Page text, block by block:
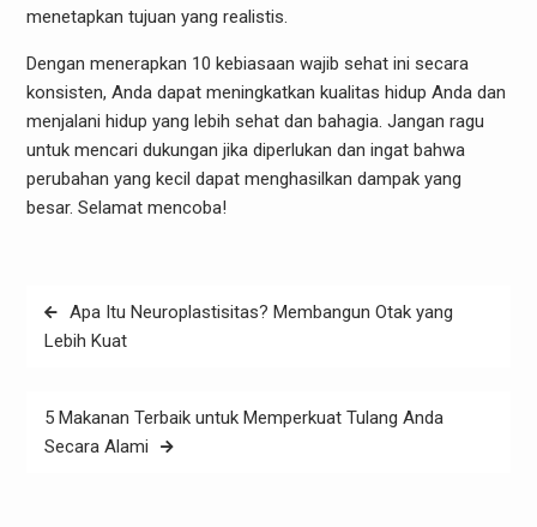
menetapkan tujuan yang realistis.
Dengan menerapkan 10 kebiasaan wajib sehat ini secara
konsisten, Anda dapat meningkatkan kualitas hidup Anda dan
menjalani hidup yang lebih sehat dan bahagia. Jangan ragu
untuk mencari dukungan jika diperlukan dan ingat bahwa
perubahan yang kecil dapat menghasilkan dampak yang
besar. Selamat mencoba!
Post
navigation
Apa Itu Neuroplastisitas? Membangun Otak yang
Lebih Kuat
5 Makanan Terbaik untuk Memperkuat Tulang Anda
Secara Alami